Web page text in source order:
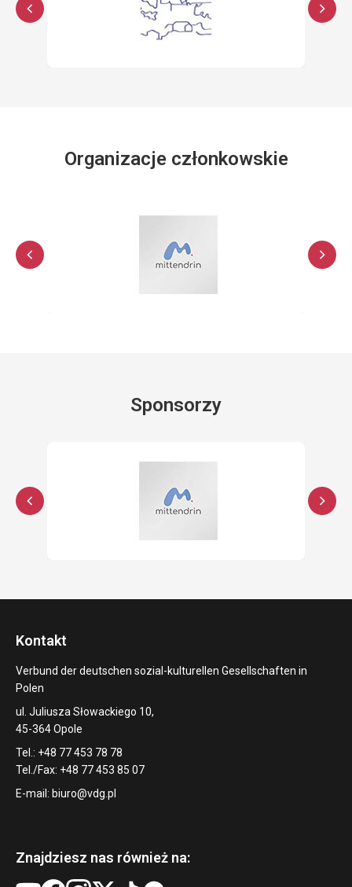
Organizacje członkowskie
Sponsorzy
Kontakt
Verbund der deutschen sozial-kulturellen Gesellschaften in
Polen
ul. Juliusza Słowackiego 10,
45-364 Opole
Tel.: +48 77 453 78 78
Tel./Fax: +48 77 453 85 07
E-mail: biuro@vdg.pl
Znajdziesz nas również na: